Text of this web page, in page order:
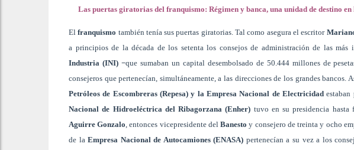
Las puertas giratorias del franquismo: Régimen y banca, una unidad de destino
Elfranquismo también tenía sus puertas giratorias. Tal como asegura el escritor
a principios de la década de los setenta los consejos de administración de las más
Industria (INI) −que sumaban un capital desembolsado de 50.444 millones de
consejeros que pertenecían, simultáneamente, a las direcciones de los grandes bancos.
Petróleos de Escombreras (Repesa) y la Empresa Nacional de Electricidad
Nacional de Hidroeléctrica del Ribagorzana (Enher) tuvo en su presidencia hasta
Aguirre Gonzalo, entonces vicepresidente delBanestoy consejero de treinta y ocho
de laEmpresa Nacional de Autocamiones (ENASA) pertenecían a su vez a los